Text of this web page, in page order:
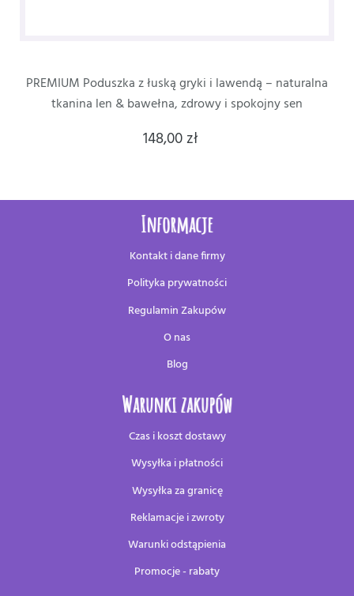
gryki i lawendą – naturalna
zdrowy i spokojny sen
Poduszka PREMIUM
naturalna
Informacje
Kontakt i dane firmy
Polityka prywatności
Regulamin Zakupów
O nas
Blog
Warunki zakupów
Czas i koszt dostawy
Wysyłka i płatności
Wysyłka za granicę
Reklamacje i zwroty
Warunki odstąpienia
Promocje - rabaty